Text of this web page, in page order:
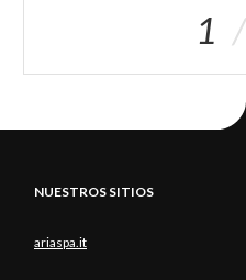
1
NUESTROS SITIOS
ariaspa.it